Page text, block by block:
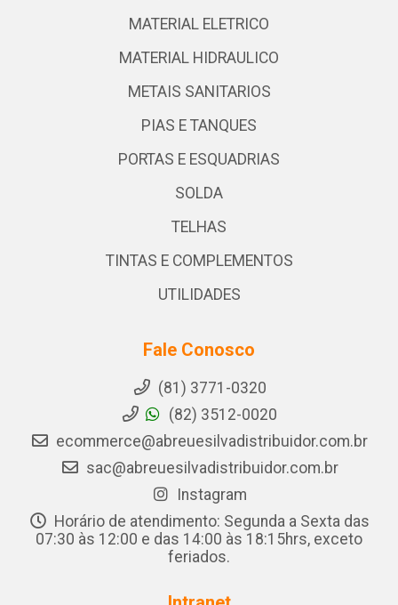
MATERIAL ELETRICO
MATERIAL HIDRAULICO
METAIS SANITARIOS
PIAS E TANQUES
PORTAS E ESQUADRIAS
SOLDA
TELHAS
TINTAS E COMPLEMENTOS
UTILIDADES
Fale Conosco
(81) 3771-0320
(82) 3512-0020
ecommerce@abreuesilvadistribuidor.com.br
sac@abreuesilvadistribuidor.com.br
Instagram
Horário de atendimento: Segunda a Sexta das
07:30 às 12:00 e das 14:00 às 18:15hrs, exceto
feriados.